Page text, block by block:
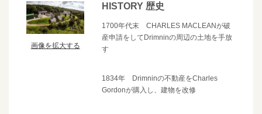
画像を拡大する
HISTORY 歴史
1700年代末 CHARLES MACLEANが破
産申請をしてDrimninの周辺の土地を手放
す
1834年 Drimninの不動産をCharles
Gordonが購入し、建物を改修